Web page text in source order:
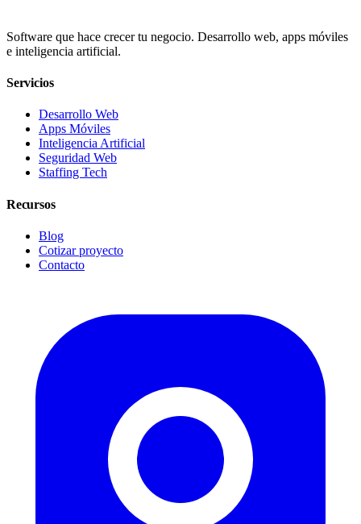
Software que hace crecer tu negocio. Desarrollo web, apps móviles
e inteligencia artificial.
Servicios
Desarrollo Web
Apps Móviles
Inteligencia Artificial
Seguridad Web
Staffing Tech
Recursos
Blog
Cotizar proyecto
Contacto